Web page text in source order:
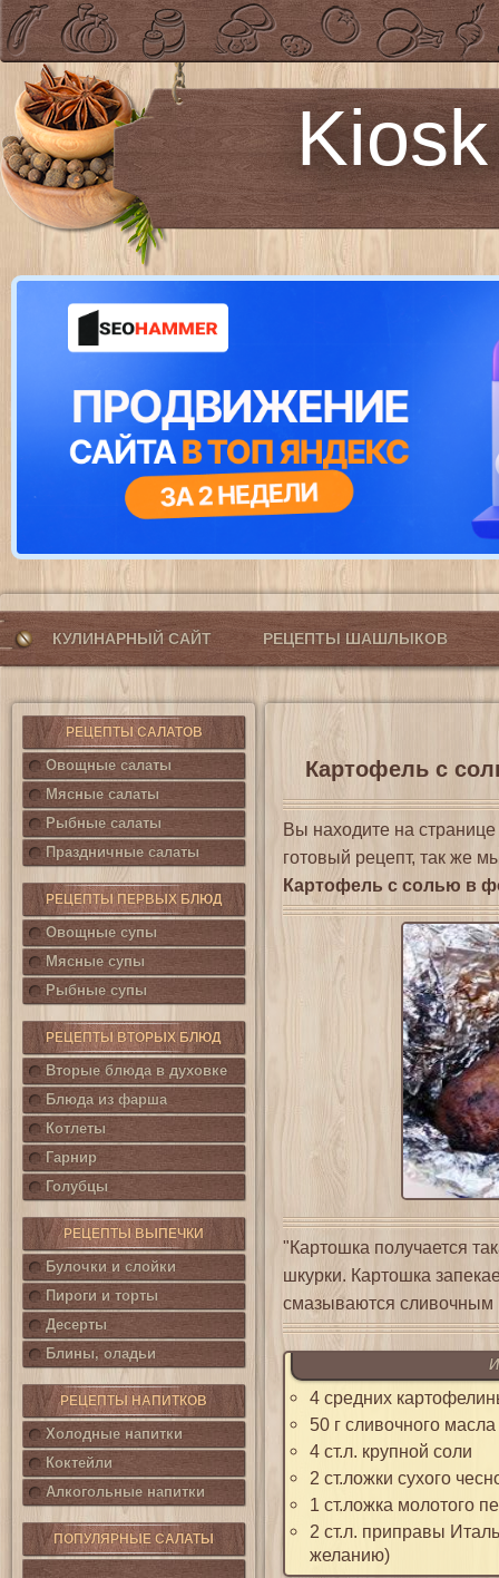
КУЛИНАРНЫЙ САЙТ РЕЦЕПТЫ ШАШЛЫКОВ
РЕЦЕПТЫ САЛАТОВ
Овощные салаты
Мясные салаты
Рыбные салаты
Праздничные салаты
РЕЦЕПТЫ ПЕРВЫХ БЛЮД
Овощные супы
Мясные супы
Рыбные супы
РЕЦЕПТЫ ВТОРЫХ БЛЮД
Вторые блюда в духовке
Блюда из фарша
Котлеты
Гарнир
Голубцы
РЕЦЕПТЫ ВЫПЕЧКИ
Булочки и слойки
Пироги и торты
Десерты
Блины, оладьи
РЕЦЕПТЫ НАПИТКОВ
Холодные напитки
Коктейли
Алкогольные напитки
ПОПУЛЯРНЫЕ САЛАТЫ
Картофель с
Вы находите на странице
готовый рецепт, так же
Картофель с солью в
"Картошка получается
шкурки. Картошка
смазываются
4 средних
50 г сливочного масла
4 ст.л. крупной соли
2 ст.ложки сухого
1 ст.ложка молотого
2 ст.л. приправы
желанию)